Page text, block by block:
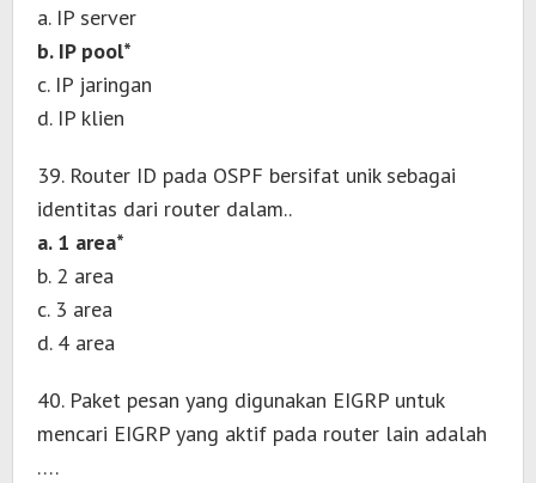
a. IP server
b. IP pool*
c. IP jaringan
d. IP klien
39. Router ID pada OSPF bersifat unik sebagai
identitas dari router dalam..
a. 1 area*
b. 2 area
c. 3 area
d. 4 area
40. Paket pesan yang digunakan EIGRP untuk
mencari EIGRP yang aktif pada router lain adalah
….